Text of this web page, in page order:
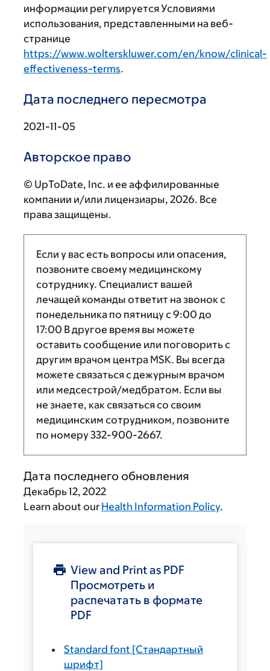
информации регулируется Условиями
использования, представленными на веб-
странице
https://www.wolterskluwer.com/en/know/clinical-
effectiveness-terms.
Дата последнего пересмотра
2021-11-05
Авторское право
© UpToDate, Inc. и ее аффилированные
компании и/или лицензиары, 2026. Все
права защищены.
Если у вас есть вопросы или опасения,
позвоните своему медицинскому
сотруднику. Специалист вашей
лечащей команды ответит на звонок с
понедельника по пятницу с9:00 до
17:00 В другое время вы можете
оставить сообщение или поговорить с
другим врачом центра MSK. Вы всегда
можете связаться с дежурным врачом
или медсестрой/медбратом. Если вы
не знаете, как связаться со своим
медицинским сотрудником, позвоните
по номеру332-900-2667.
Дата последнего обновления
Декабрь 12, 2022
Learn about our Health Information Policy.
View and Print as PDF
Просмотреть и
распечатать в формате
PDF
Standard font [Стандартный
шрифт]